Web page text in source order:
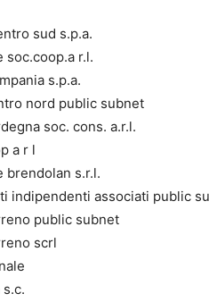
sud s.p.a.
soc.coop.a r.l.
s.p.a.
nord public subnet
soc. cons. a.r.l.
a r l
brendolan s.r.l.
indipendenti associati public
public subnet
scrl